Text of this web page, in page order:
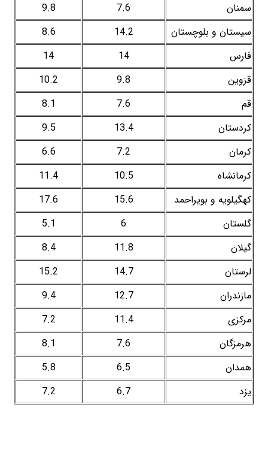
سمنان
7.6
9.8
سیستان و بلوچستان
14.2
8.6
فارس
14
14
قزوین
9.8
10.2
قم
7.6
8.1
کردستان
13.4
9.5
کرمان
7.2
6.6
کرمانشاه
10.5
11.4
کهگیلویه و بویراحمد
15.6
17.6
گلستان
6
5.1
گیلان
11.8
8.4
لرستان
14.7
15.2
مازندران
12.7
9.4
مرکزی
11.4
7.2
هرمزگان
7.6
8.1
همدان
6.5
5.8
یزد
6.7
7.2